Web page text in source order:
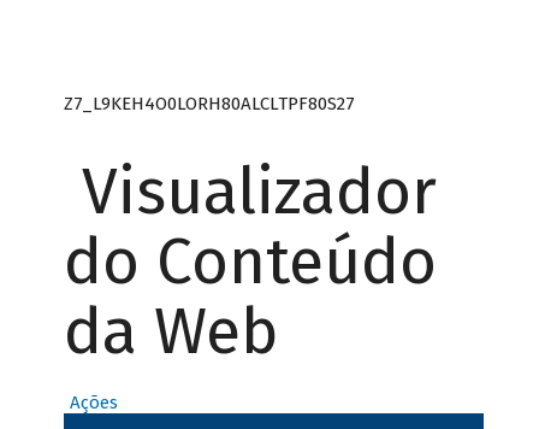
Z7_L9KEH4O0LORH80ALCLTPF80S27
Visualizador
do Conteúdo
da Web
Ações